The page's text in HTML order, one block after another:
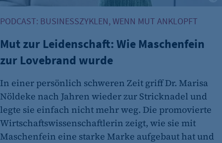
etracker Analytics
Name:
et_oi_v2
Anbieter:
PODCAST: BUSINESSZYKLEN, WENN MUT ANKLOPFT
Mut zur Leidenschaft: Wie Maschenfein
zur Lovebrand wurde
In einer persönlich schweren Zeit griff Dr. Marisa
Nöldeke nach Jahren wieder zur Stricknadel und
legte sie einfach nicht mehr weg. Die promovierte
Wirtschaftswissenschaftlerin zeigt, wie sie mit
Maschenfein eine starke Marke aufgebaut hat und